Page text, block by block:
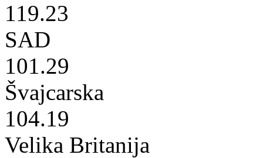
119.23
SAD
101.29
Švajcarska
104.19
Velika Britanija